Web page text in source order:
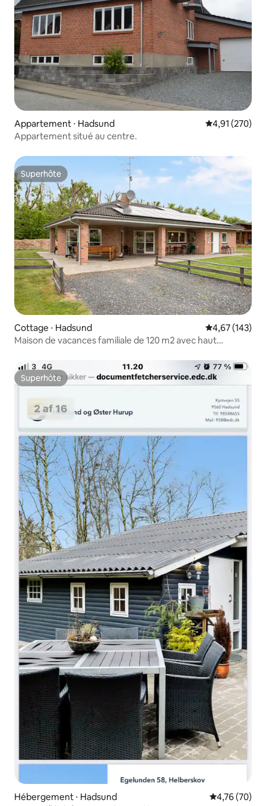
Appartement ⋅ Hadsund Évaluation
4,91 (270)
Appartement situé au centre.
Superhôte
Superhôte
Cottage ⋅ Hadsund Évaluation
4,67 (143)
Maison de vacances familiale de 120 m2 avec haut
Superhôte
Superhôte
Hébergement ⋅ Hadsund Évaluation
4,76 (70)